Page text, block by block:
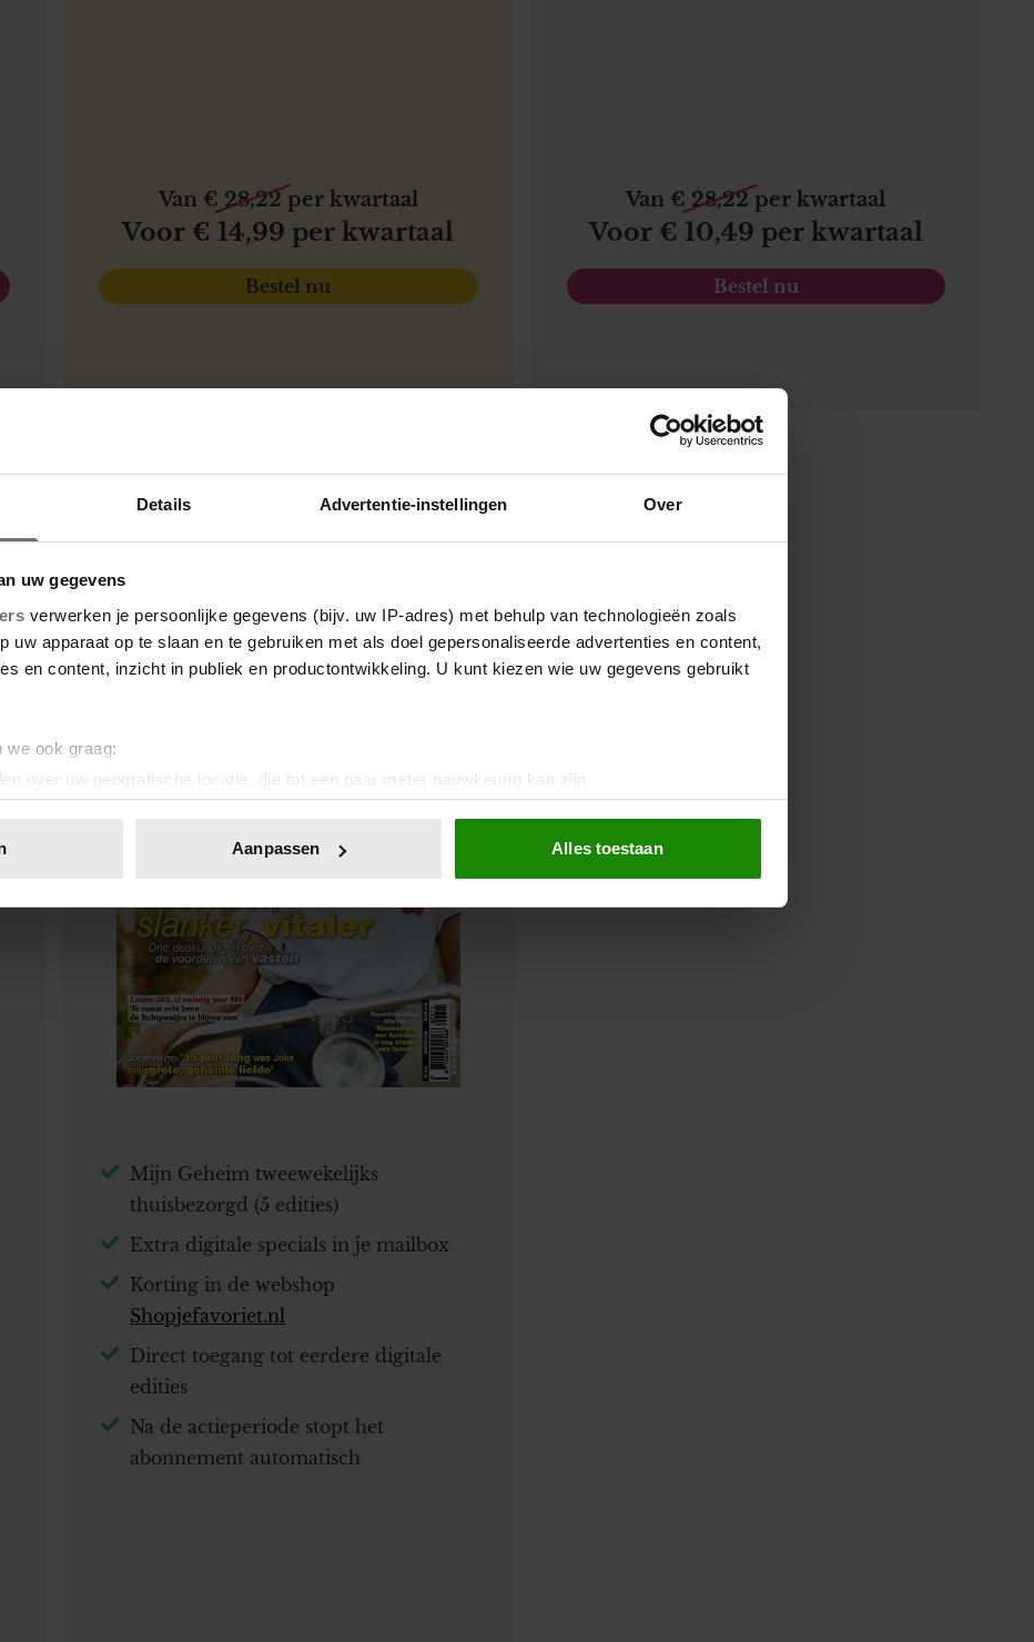
Details Advertentie-instellingen Over
uw gegevens
verwerken je persoonlijke gegevens (bijv. uw IP-adres) met behulp van technologieën zoals
uw apparaat op te slaan en te gebruiken met als doel gepersonaliseerde advertenties en content,
en content, inzicht in publiek en productontwikkeling. U kunt kiezen wie uw gegevens gebruikt
we ook graag:
over uw geografische locatie, die tot een paar meter nauwkeurig kan zijn
door het actief te scannen op specifieke eigenschappen (fingerprinting)
wijzigen of intrekken in de Cookieverklaring.
content en advertenties te personaliseren, om functies voor social media te bieden en om ons
Ook delen we informatie over uw gebruik van onze site met onze partners voor social
Deze partners kunnen deze gegevens combineren met andere informatie die u aan ze heeft
verzameld op basis van uw gebruik van hun services. U gaat akkoord met onze cookies als u
Aanpassen Alles toestaan
Van € 28,22 per kwartaal
Voor € 14,99 per kwartaal
Bestel nu
Van € 28,22 per kwartaal
Voor € 10,49 per kwartaal
Bestel nu
5x Mijn Geheim
38% KORTING
Mijn Geheim tweewekelijks
thuisbezorgd (5 edities)
Extra digitale specials in je mailbox
Korting in de webshop
Shopjefavoriet.nl
Direct toegang tot eerdere digitale
edities
Na de actieperiode stopt het
abonnement automatisch